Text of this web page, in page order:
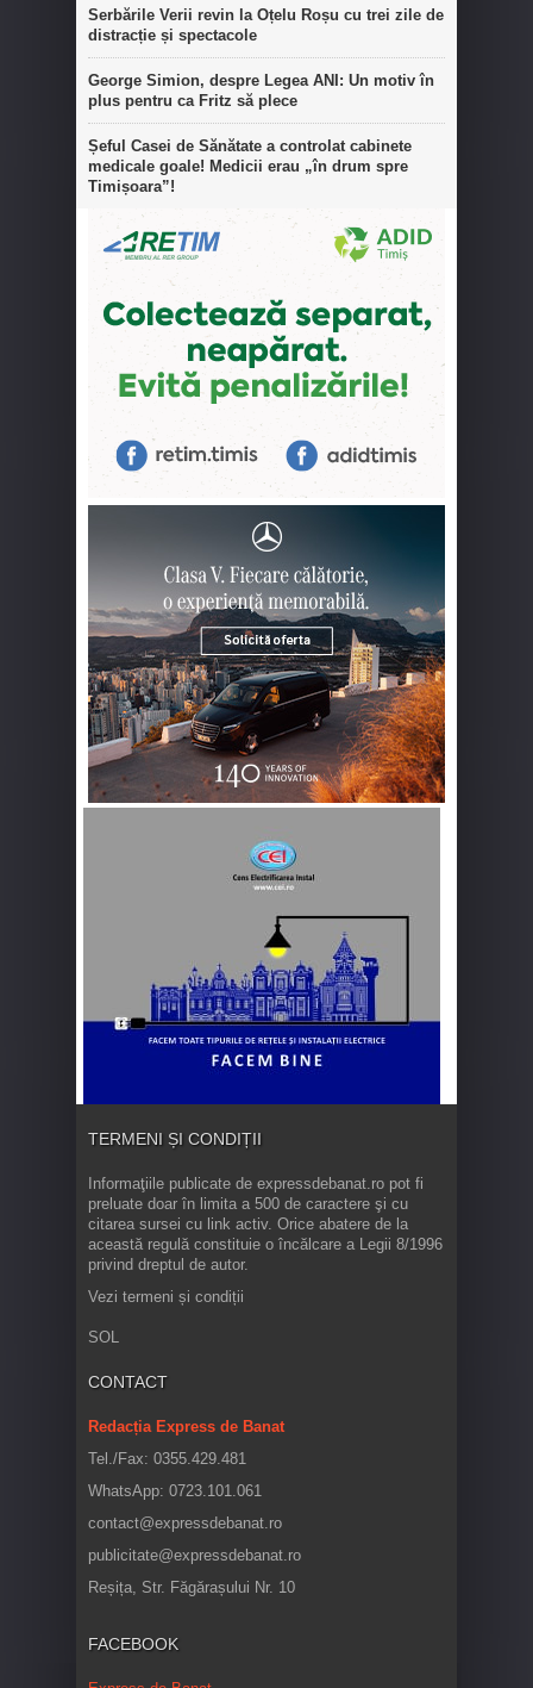
Serbările Verii revin la Oțelu Roșu cu trei zile de
distracție și spectacole
George Simion, despre Legea ANI: Un motiv în
plus pentru ca Fritz să plece
Șeful Casei de Sănătate a controlat cabinete
medicale goale! Medicii erau „în drum spre
Timișoara”!
TERMENI ȘI CONDIȚII
Informaţiile publicate de expressdebanat.ro pot fi
preluate doar în limita a 500 de caractere şi cu
citarea sursei cu link activ. Orice abatere de la
această regulă constituie o încălcare a Legii 8/1996
privind dreptul de autor.
Vezi termeni și condiții
SOL
CONTACT
Redacția Express de Banat
Tel./Fax: 0355.429.481
WhatsApp: 0723.101.061
contact@expressdebanat.ro
publicitate@expressdebanat.ro
Reșița, Str. Făgărașului Nr. 10
FACEBOOK